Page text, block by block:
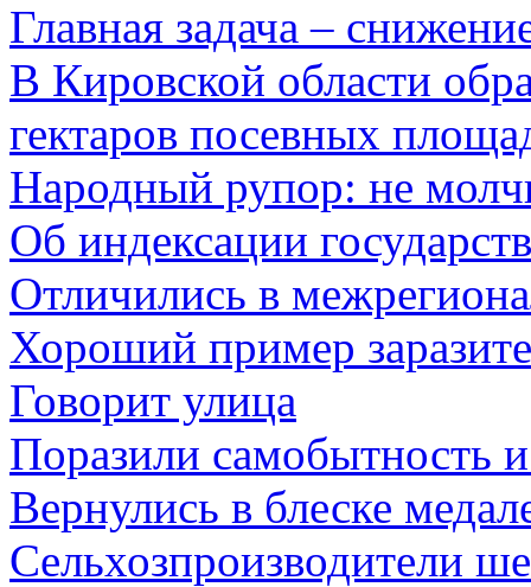
Главная задача –
В Кировской области
гектаров посевных
Народный рупор: не
Об индексации
Отличились в
Хороший пример
Говорит улица
Поразили самобытность
Вернулись в блеске
Сельхозпроизводители